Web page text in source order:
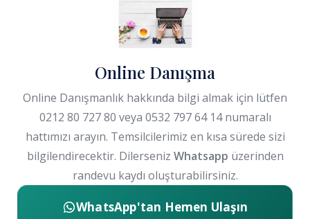
Online Danışma
Online Danışmanlık hakkında bilgi almak için lütfen
0212 80 727 80 veya 0532 797 64 14 numaralı
hattımızı arayın. Temsilcilerimiz en kısa sürede sizi
bilgilendirecektir. Dilerseniz Whatsapp üzerinden
randevu kaydı oluşturabilirsiniz.
WhatsApp'tan Hemen Ulaşın